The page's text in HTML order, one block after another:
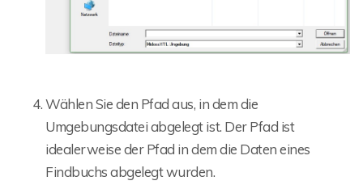
Wählen Sie den Pfad aus, in dem die
Umgebungsdatei abgelegt ist. Der Pfad ist
idealerweise der Pfad in dem die Daten eines
Findbuchs abgelegt wurden.